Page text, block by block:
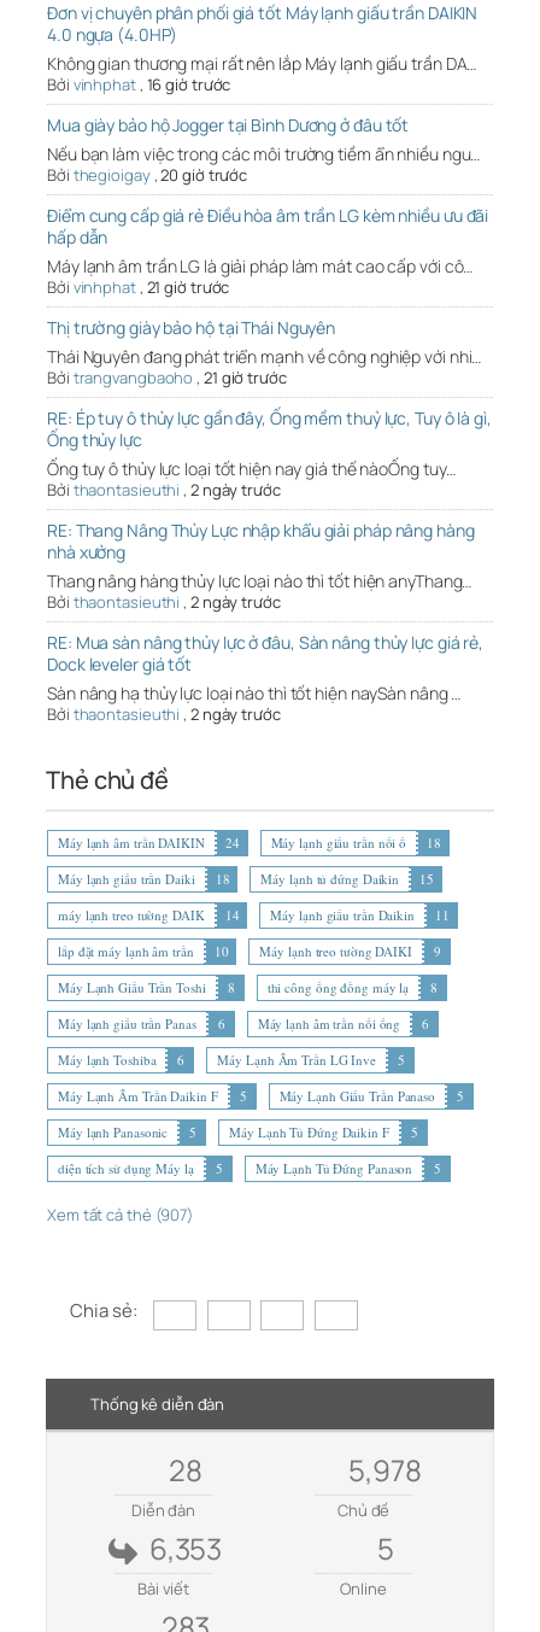
Đơn vị chuyên phân phối giá tốt Máy lạnh giấu trần DAIKIN
4.0 ngựa (4.0HP)
Không gian thương mại rất nên lắp Máy lạnh giấu trần DA…
Bởi vinhphat, 16 giờ trước
Mua giày bảo hộ Jogger tại Bình Dương ở đâu tốt
Nếu bạn làm việc trong các môi trường tiềm ẩn nhiều ngu…
Bởi thegioigay,20 giờ trước
Điểm cung cấp giá rẻ Điều hòa âm trần LG kèm nhiều ưu đãi
hấp dẫn
Máy lạnh âm trần LG là giải pháp làm mát cao cấp với cô…
Bởi vinhphat, 21 giờ trước
Thị trường giày bảo hộ tại Thái Nguyên
Thái Nguyên đang phát triển mạnh về công nghiệp với nhi…
Bởi trangvangbaoho , 21 giờ trước
RE: Ép tuy ô thủy lực gần đây, Ống mềm thuỷ lực, Tuy ô là gì,
Ống thủy lực
Ống tuy ô thủy lực loại tốt hiện nay giá thế nàoỐng tuy…
Bởi thaontasieuthi , 2 ngày trước
RE: Thang Nâng Thủy Lực nhập khẩu giải pháp nâng hàng
nhà xưởng
Thang nâng hàng thủy lực loại nào thì tốt hiện anyThang…
Bởi thaontasieuthi , 2 ngày trước
RE: Mua sàn nâng thủy lực ở đâu, Sàn nâng thủy lực giá rẻ,
Dock leveler giá tốt
Sàn nâng hạ thủy lực loại nào thì tốt hiện naySàn nâng …
Bởi thaontasieuthi , 2 ngày trước
Thẻ chủ đề
Máy lạnh âm trần DAIKIN 24 Máy lạnh giấu trần nối ố
18
Máy lạnh giấu trần Daiki
18 Máy lạnh tủ đứng Daikin
15
máy lạnh treo tường DAIK
14 Máy lạnh giấu trần Daikin
11
lắp đặt máy lạnh âm trần
10 Máy lạnh treo tường DAIKI
9
Máy Lạnh Giấu Trần Toshi
8 thi công ống đồng máy lạ
8
Máy lạnh giấu trần Panas
6 Máy lạnh âm trần nối ống
6
Máy lạnh Toshiba
6 Máy Lạnh Âm Trần LG Inve
5
Máy Lạnh Âm Trần Daikin F
5 Máy Lạnh Giấu Trần Panaso
5
Máy lạnh Panasonic
5 Máy Lạnh Tủ Đứng Daikin F
5
diện tích sử dụng Máy lạ
5 Máy Lạnh Tủ Đứng Panason 5
Xem tất cả thẻ (907)
Chia sẻ:
Thống kê diễn đàn
28
Diễn đàn
5,978
Chủ đề
6,353
Bài viết
5
Online